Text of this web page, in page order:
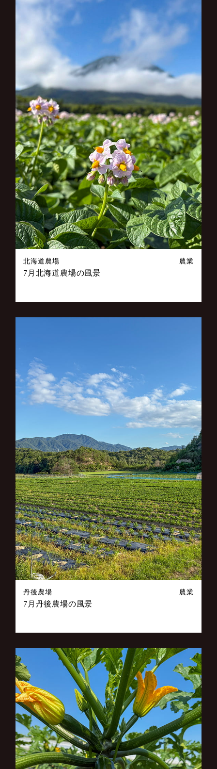
シ
北海道農場 農業
7月北海道農場の風景
丹後農場 農業
7月丹後農場の風景